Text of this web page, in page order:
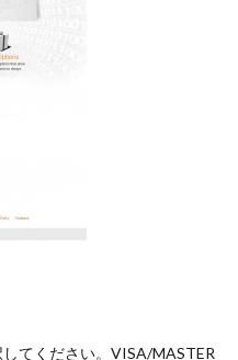
てください。VISA/MASTER